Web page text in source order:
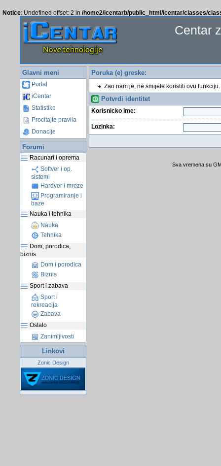
Notice: Undefined offset: 2 in /home2/icentarb/public_html/icentar/classes/
Centar
Glavni meni
Portal
iCentar
Statistike
Procitajte pravila
Donacije
Forumi
Racunari i oprema
Softver i op.
sistemi
Hardver i mreze
Programiranje i
baze
Nauka i tehnika
Nauka
Tehnika
Dom, porodica,
biznis
Dom i porodica
Biznis
Sport i zabava
Sport i
rekreacija
Zabava
Ostalo
Zanimljivosti
Linkovi
Zonic Design
Poruka (e) greske:
Zao nam je, ne smijete koristiti ovu funkciju.
Potvrdi identitet
Korisnicko ime:
Lozinka:
Sva vremena su